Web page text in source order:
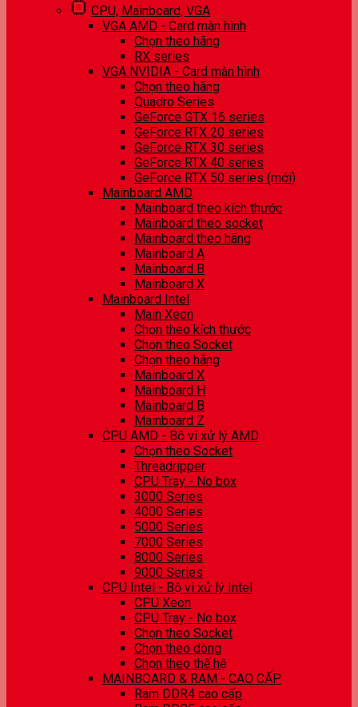
CPU, Mainboard, VGA
VGA AMD - Card màn hình
Chọn theo hãng
RX series
VGA NVIDIA - Card màn hình
Chọn theo hãng
Quadro Series
GeForce GTX 16 series
GeForce RTX 20 series
GeForce RTX 30 series
GeForce RTX 40 series
GeForce RTX 50 series (mới)
Mainboard AMD
Mainboard theo kích thước
Mainboard theo socket
Mainboard theo hãng
Mainboard A
Mainboard B
Mainboard X
Mainboard Intel
Main Xeon
Chọn theo kích thước
Chọn theo Socket
Chọn theo hãng
Mainboard X
Mainboard H
Mainboard B
Mainboard Z
CPU AMD - Bộ vi xử lý AMD
Chọn theo Socket
Threadripper
CPU Tray - No box
3000 Series
4000 Series
5000 Series
7000 Series
8000 Series
9000 Series
CPU Intel - Bộ vi xử lý Intel
CPU Xeon
CPU Tray - No box
Chọn theo Socket
Chọn theo dòng
Chọn theo thế hệ
MAINBOARD & RAM - CAO CẤP
Ram DDR4 cao cấp